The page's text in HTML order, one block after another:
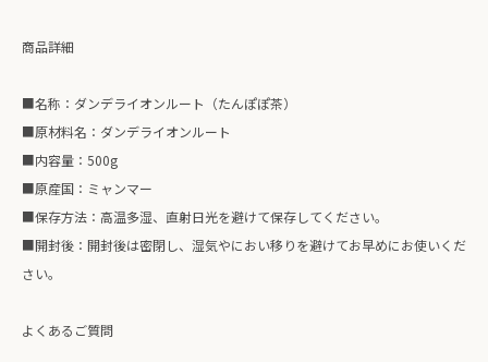
商品詳細
■名称：ダンデライオンルート（たんぽぽ茶）
■原材料名：ダンデライオンルート
■内容量：500g
■原産国：ミャンマー
■保存方法：高温多湿、直射日光を避けて保存してください。
■開封後：開封後は密閉し、湿気やにおい移りを避けてお早めにお使いくだ
さい。
よくあるご質問